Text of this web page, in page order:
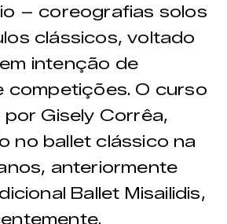
– coreografias solos
clássicos, voltado
intenção de
competições. O curso
Gisely Corrêa,
no ballet clássico na
anteriormente
Ballet Misailidis,